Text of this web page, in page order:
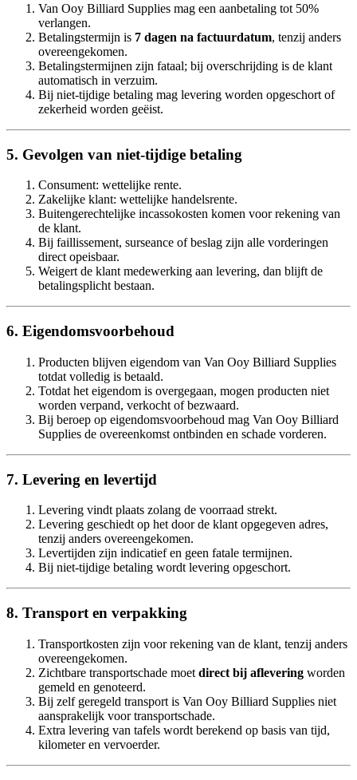
Van Ooy Billiard Supplies mag een aanbetaling tot 50%
verlangen.
Betalingstermijn is 7 dagen na factuurdatum, tenzij anders
overeengekomen.
Betalingstermijnen zijn fataal; bij overschrijding is de klant
automatisch in verzuim.
Bij niet-tijdige betaling mag levering worden opgeschort of
zekerheid worden geëist.
5. Gevolgen van niet-tijdige betaling
Consument: wettelijke rente.
Zakelijke klant: wettelijke handelsrente.
Buitengerechtelijke incassokosten komen voor rekening van
de klant.
Bij faillissement, surseance of beslag zijn alle vorderingen
direct opeisbaar.
Weigert de klant medewerking aan levering, dan blijft de
betalingsplicht bestaan.
6. Eigendomsvoorbehoud
Producten blijven eigendom van Van Ooy Billiard Supplies
totdat volledig is betaald.
Totdat het eigendom is overgegaan, mogen producten niet
worden verpand, verkocht of bezwaard.
Bij beroep op eigendomsvoorbehoud mag Van Ooy Billiard
Supplies de overeenkomst ontbinden en schade vorderen.
7. Levering en levertijd
Levering vindt plaats zolang de voorraad strekt.
Levering geschiedt op het door de klant opgegeven adres,
tenzij anders overeengekomen.
Levertijden zijn indicatief en geen fatale termijnen.
Bij niet-tijdige betaling wordt levering opgeschort.
8. Transport en verpakking
Transportkosten zijn voor rekening van de klant, tenzij anders
overeengekomen.
Zichtbare transportschade moet direct bij aflevering worden
gemeld en genoteerd.
Bij zelf geregeld transport is Van Ooy Billiard Supplies niet
aansprakelijk voor transportschade.
Extra levering van tafels wordt berekend op basis van tijd,
kilometer en vervoerder.